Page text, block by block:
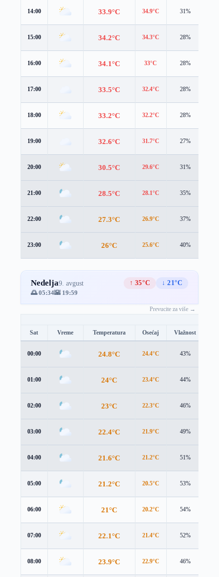
14:00 33.9°C 34.9°C 31%
15:00 34.2°C 34.3°C 28%
16:00 34.1°C 33°C 28%
17:00 33.5°C 32.4°C 28%
18:00 33.2°C 32.2°C 28%
19:00 32.6°C 31.7°C 27%
20:00 30.5°C 29.6°C 31%
21:00 28.5°C 28.1°C 35%
22:00 27.3°C 26.9°C 37%
23:00 26°C 25.6°C 40%
Nedelja9. avgust ↑ 35°C
↓ 21°C
🌅 05:34🌇 19:59
Prevucite za više →
Sat Vreme Temperatura Osećaj Vlažnost
00:00 24.8°C 24.4°C 43%
01:00 24°C 23.4°C 44%
02:00 23°C 22.3°C 46%
03:00 22.4°C 21.9°C 49%
04:00 21.6°C 21.2°C 51%
05:00 21.2°C 20.5°C 53%
06:00 21°C 20.2°C 54%
07:00 22.1°C 21.4°C 52%
08:00 23.9°C 22.9°C 46%